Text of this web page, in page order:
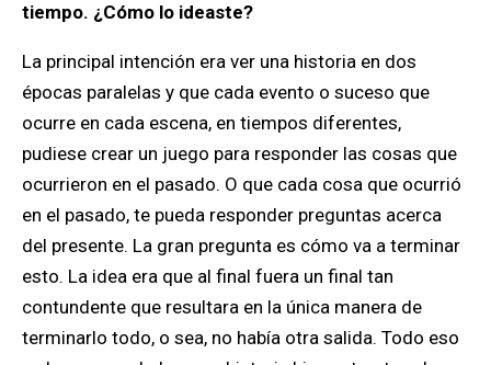
tiempo. ¿Cómo lo ideaste?
La principal intención era ver una historia en dos
épocas paralelas y que cada evento o suceso que
ocurre en cada escena, en tiempos diferentes,
pudiese crear un juego para responder las cosas que
ocurrieron en el pasado. O que cada cosa que ocurrió
en el pasado, te pueda responder preguntas acerca
del presente. La gran pregunta es cómo va a terminar
esto. La idea era que al final fuera un final tan
contundente que resultara en la única manera de
terminarlo todo, o sea, no había otra salida. Todo eso